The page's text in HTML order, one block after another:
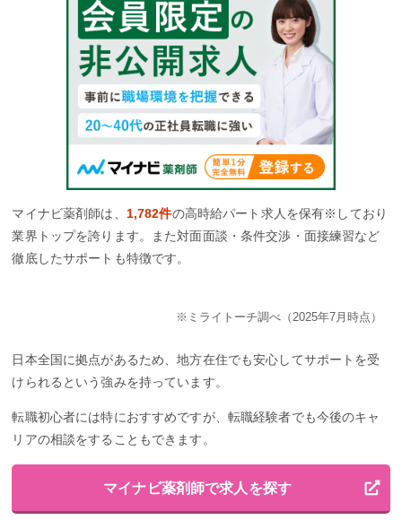
マイナビ薬剤師は、 1,782件の高時給パート求人を保有※しており
業界トップを誇ります。また対面面談・条件交渉・面接練習など
徹底したサポートも特徴です。
※ミライトーチ調べ（2025年7月時点）
日本全国に拠点があるため、地方在住でも安心してサポートを受
けられるという強みを持っています。
転職初心者には特におすすめですが、転職経験者でも今後のキャ
リアの相談をすることもできます。
マイナビ薬剤師で求人を探す